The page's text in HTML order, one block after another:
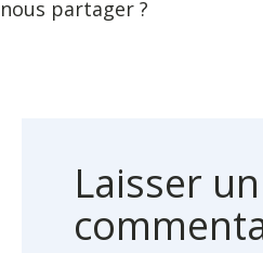
nous partager ?
Laisser un